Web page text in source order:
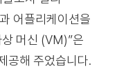
어플리케이션을
머신 (VM)”은
공해 주었습니다.